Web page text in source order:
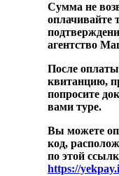
Сумма не
оплачивайте
агентство
После
квитанцию,
попросите
вами туре.
Вы можете
код,
по этой
https://